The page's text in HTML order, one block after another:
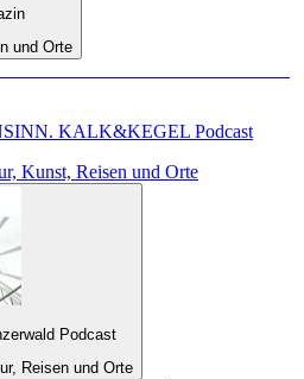
und Orte
KALK&KEGEL Podcast
Kunst, Reisen und Orte
Podcast
Reisen und Orte